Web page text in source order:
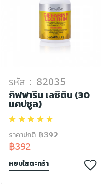
รหัส : 82035
กิฟฟารีน เลซิติน (30
แคปซูล)
ราคาปกติ ฿392
฿392
หยิบใส่ตะกร้า